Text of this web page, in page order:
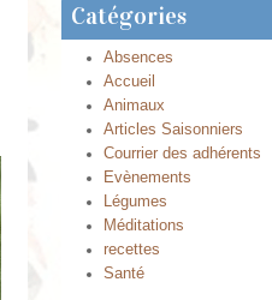
Catégories
Absences
Accueil
Animaux
Articles Saisonniers
Courrier des adhérents
Evènements
Légumes
Méditations
recettes
Santé